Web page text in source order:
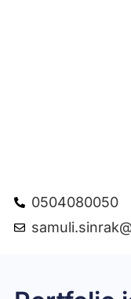
0504080050